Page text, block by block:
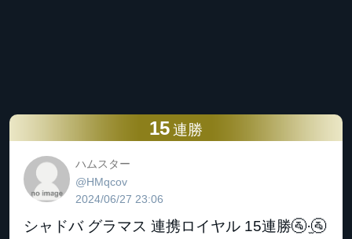
15 連勝
ハムスター
@HMqcov
2024/06/27 23:06
シャドバ グラマス 連携ロイヤル 15連勝🚰·̫🚰